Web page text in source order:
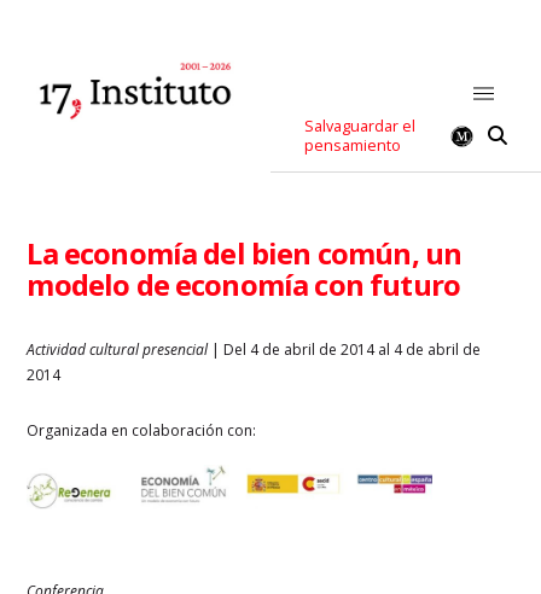
Salvaguardar el
pensamiento
La economía del bien común, un
modelo de economía con futuro
Actividad cultural presencial| Del 4 de abril de 2014 al 4 de abril de
2014
Organizada en colaboración con: